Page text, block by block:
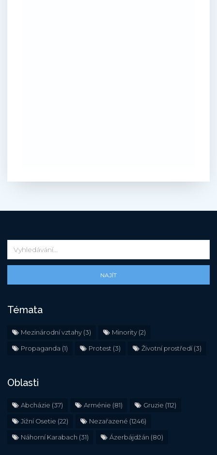
NAJÍT
Témata
Mezinárodní vztahy (3) Minority (2)
Propaganda (1) Protest (3) Životní prostředí(3)
Oblasti
Abcházie (37) Arménie (81) Gruzie (112)
Jižní Osetie (22) Nezařazené (1246)
Náhorní Karabach (31) Ázerbájdžán (80)